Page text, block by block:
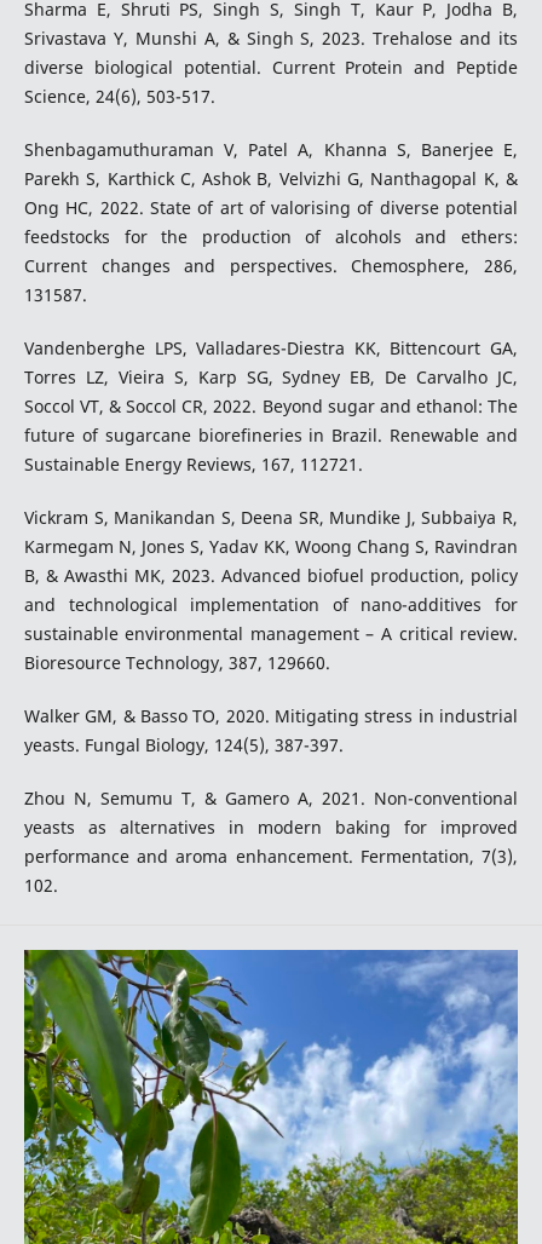
Sharma E, Shruti PS, Singh S, Singh T, Kaur P, Jodha B,
Srivastava Y, Munshi A, & Singh S, 2023. Trehalose and its
diverse biological potential. Current Protein and Peptide
Science, 24(6), 503-517.
Shenbagamuthuraman V, Patel A, Khanna S, Banerjee E,
Parekh S, Karthick C, Ashok B, Velvizhi G, Nanthagopal K, &
Ong HC, 2022. State of art of valorising of diverse potential
feedstocks for the production of alcohols and ethers:
Current changes and perspectives. Chemosphere, 286,
131587.
Vandenberghe LPS, Valladares-Diestra KK, Bittencourt GA,
Torres LZ, Vieira S, Karp SG, Sydney EB, De Carvalho JC,
Soccol VT, & Soccol CR, 2022. Beyond sugar and ethanol: The
future of sugarcane biorefineries in Brazil. Renewable and
Sustainable Energy Reviews, 167, 112721.
Vickram S, Manikandan S, Deena SR, Mundike J, Subbaiya R,
Karmegam N, Jones S, Yadav KK, Woong Chang S, Ravindran
B, & Awasthi MK, 2023. Advanced biofuel production, policy
and technological implementation of nano-additives for
sustainable environmental management – A critical review.
Bioresource Technology, 387, 129660.
Walker GM, & Basso TO, 2020. Mitigating stress in industrial
yeasts. Fungal Biology, 124(5), 387-397.
Zhou N, Semumu T, & Gamero A, 2021. Non-conventional
yeasts as alternatives in modern baking for improved
performance and aroma enhancement. Fermentation, 7(3),
102.